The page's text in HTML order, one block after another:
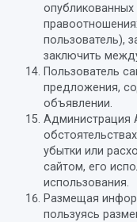
опубликованных
пользователь),
заключить
Пользователь
предложения,
объявлении.
Администрация
убытки или
сайтом, его
использования.
Размещая
пользуясь